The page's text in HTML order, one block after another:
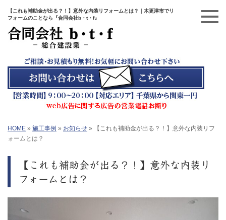
【これも補助金が出る？！】意外な内装リフォームとは？｜木更津市でリ
フォームのことなら『合同会社b・t・f』
HOME » 施工事例 » お知らせ »
【これも補助金が出る？！】意外な内装リフ
ォームとは？
【これも補助金が出る？！】意外な内装リ
フォームとは？